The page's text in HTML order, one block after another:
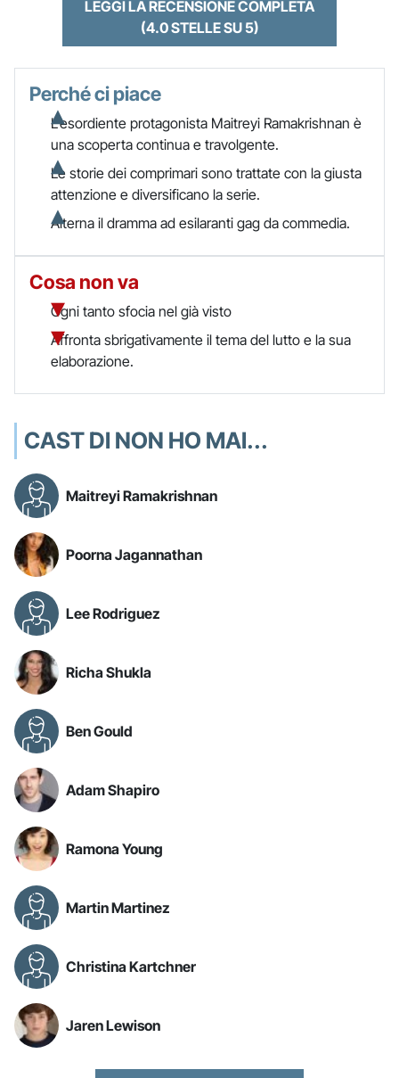
LEGGI LA RECENSIONE COMPLETA
(4.0 STELLE SU 5)
Perché ci piace
L’esordiente protagonista Maitreyi Ramakrishnan è
una scoperta continua e travolgente.
Le storie dei comprimari sono trattate con la giusta
attenzione e diversificano la serie.
Alterna il dramma ad esilaranti gag da commedia.
Cosa non va
Ogni tanto sfocia nel già visto
Affronta sbrigativamente il tema del lutto e la sua
elaborazione.
CAST DI NON HO MAI...
Maitreyi Ramakrishnan
Poorna Jagannathan
Lee Rodriguez
Richa Shukla
Ben Gould
Adam Shapiro
Ramona Young
Martin Martinez
Christina Kartchner
Jaren Lewison